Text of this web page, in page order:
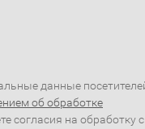
данные
об обработке
согласия на обработку